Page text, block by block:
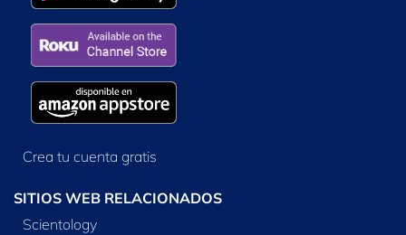
Crea tu cuenta gratis
SITIOS WEB RELACIONADOS
Scientology